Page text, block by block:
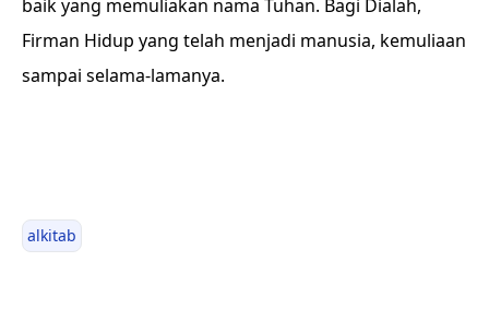
baik yang memuliakan nama Tuhan. Bagi Dialah,
Firman Hidup yang telah menjadi manusia, kemuliaan
sampai selama-lamanya.
alkitab